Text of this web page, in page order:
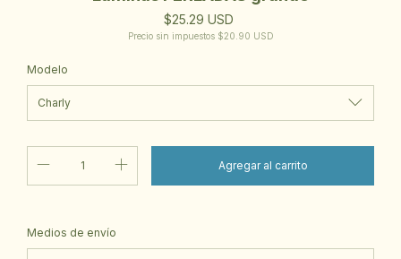
$25.29 USD
Precio sin impuestos $20.90 USD
Modelo
Entregas para el CP:
Medios de envío